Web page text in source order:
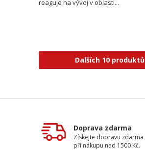
reaguje na vývoj v oblasti...
Dalších 10 produktů
Doprava zdarma
Získejte dopravu zdarma
při nákupu nad 1500 Kč.